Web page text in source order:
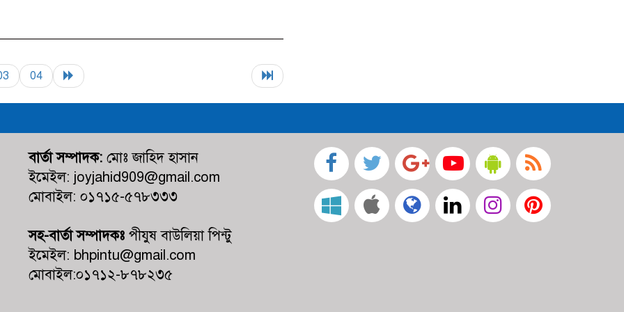
04
বার্তা সম্পাদক:মোঃ জাহিদ হাসান
ইমেইল: joyjahid909@gmail.com
মোবাইল: ০১৭১৫-৫৭৮৩৩৩
সহ-বার্তা সম্পাদকঃপীযুষ বাউলিয়া পিন্টু
ইমেইল: bhpintu@gmail.com
মোবাইল:০১৭১২-৮৭৮২৩৫